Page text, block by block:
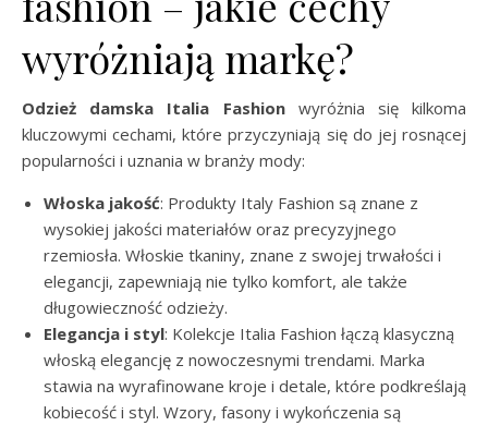
wyróżniają markę?
Odzież damska Italia Fashionwyróżnia się kilkoma
kluczowymi cechami, które przyczyniają się do jej rosnącej
popularności i uznania w branży mody:
Włoska jakość: Produkty Italy Fashion są znane z
wysokiej jakości materiałów oraz precyzyjnego
rzemiosła. Włoskie tkaniny, znane z swojej trwałości i
elegancji, zapewniają nie tylko komfort, ale także
długowieczność odzieży.
Elegancja i styl: Kolekcje Italia Fashion łączą klasyczną
włoską elegancję z nowoczesnymi trendami. Marka
stawia na wyrafinowane kroje i detale, które podkreślają
kobiecość i styl. Wzory, fasony i wykończenia są